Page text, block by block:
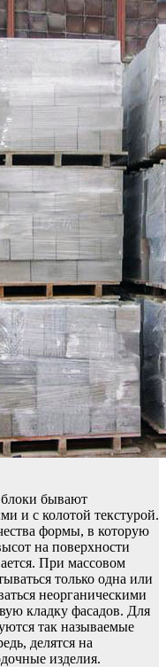
блоки бывают
и с колотой текстурой.
формы, в которую
на поверхности
При массовом
только одна или
неорганическими
кладку фасадов. Для
так называемые
делятся на
изделия.